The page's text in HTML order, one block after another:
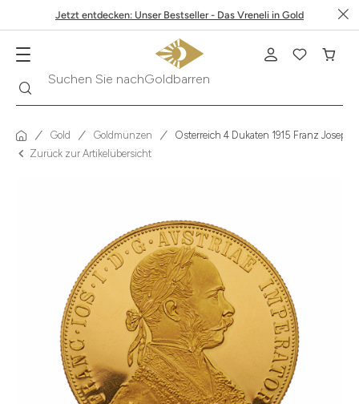
Jetzt entdecken: Unser Bestseller - Das Vreneli in Gold
Suchen Sie nach
Gold Goldmünzen
Österreich 4 Dukaten 1915 Franz Joseph
Zurück zur Artikelübersicht